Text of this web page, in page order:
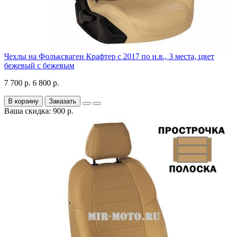
Чехлы на Фольксваген Крафтер с 2017 по н.в., 3 места, цвет
бежевый с бежевым
7 700 р. 6 800 р.
В корзину Заказать
Ваша скидка: 900 р.